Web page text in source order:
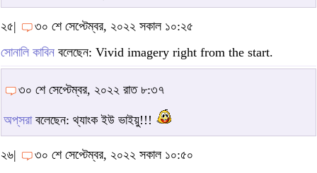
২৫|
৩০ শে সেপ্টেম্বর, ২০২২ সকাল ১০:২৫
সোনালি কাবিন বলেছেন: Vivid imagery right from the start.
৩০ শে সেপ্টেম্বর, ২০২২ রাত ৮:৩৭
অপ্‌সরাবলেছেন: থ্যাংক ইউ ভাইয়ু!!!
২৬|
৩০ শে সেপ্টেম্বর, ২০২২ সকাল ১০:৫০